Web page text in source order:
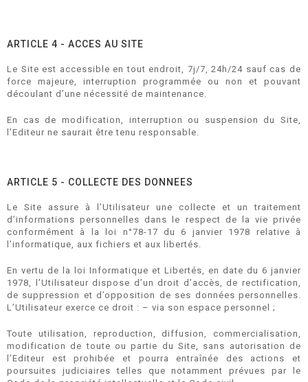
ARTICLE 4 - ACCES AU SITE
Le Site est accessible en tout endroit, 7j/7, 24h/24 sauf cas de
force majeure, interruption programmée ou non et pouvant
découlant d’une nécessité de maintenance.
En cas de modification, interruption ou suspension du Site,
l’Editeur ne saurait être tenu responsable.
ARTICLE 5 - COLLECTE DES DONNEES
Le Site assure à l’Utilisateur une collecte et un traitement
d’informations personnelles dans le respect de la vie privée
conformément à la loi n°78-17 du 6 janvier 1978 relative à
l’informatique, aux fichiers et aux libertés.
En vertu de la loi Informatique et Libertés, en date du 6 janvier
1978, l’Utilisateur dispose d’un droit d’accès, de rectification,
de suppression et d’opposition de ses données personnelles.
L’Utilisateur exerce ce droit : – via son espace personnel ;
Toute utilisation, reproduction, diffusion, commercialisation,
modification de toute ou partie du Site, sans autorisation de
l’Editeur est prohibée et pourra entraînée des actions et
poursuites judiciaires telles que notamment prévues par le